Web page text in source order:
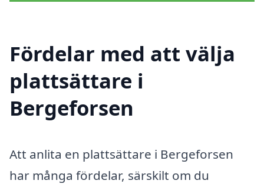
Fördelar med att välja
plattsättare i
Bergeforsen
Att anlita en plattsättare i Bergeforsen
har många fördelar, särskilt om du